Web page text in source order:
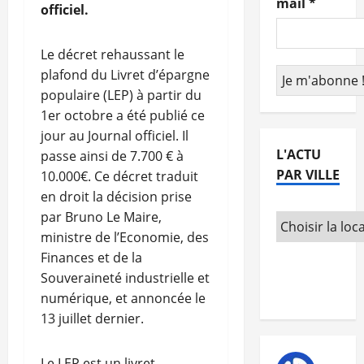
officiel.
Le décret rehaussant le
plafond du Livret d’épargne
populaire (LEP) à partir du
1er octobre a été publié ce
jour au Journal officiel. Il
passe ainsi de 7.700 € à
10.000€. Ce décret traduit
en droit la décision prise
par Bruno Le Maire,
ministre de l’Economie, des
Finances et de la
Souveraineté industrielle et
numérique, et annoncée le
13 juillet dernier.
L'ACTU
PAR VILLE